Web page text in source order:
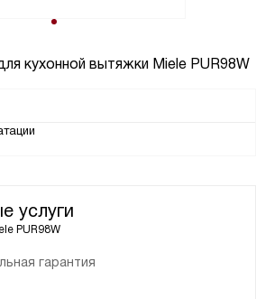
кухонной вытяжки Miele PUR98W
услуги
PUR98W
гарантия